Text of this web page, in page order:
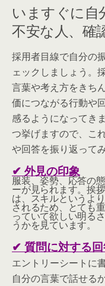
いますぐに自
不安な人、確
採用者目線で自分の
ェックしましょう。
言葉や考え方をきち
価につながる行動や
感るようになってき
つ挙げますので、こ
や回答を振り返って
✔ 外見の印象
服装、姿勢、応答の
ーが見られます。挨
は、スキルというよ
されるため、とても
っていて欲しい明る
うかを見ています。
✔ 質問に対する
エントリーシートに
自分の言葉で話せる